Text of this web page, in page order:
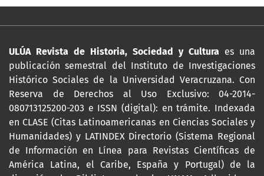
ULÚA Revista de Historia, Sociedad y Cultura es una
publicación semestral del Instituto de Investigaciones
Histórico Sociales de la Universidad Veracruzana. Con
Reserva de Derechos al Uso Exclusivo: 04-2014-
080713125200-203 e ISSN (digital): en trámite. Indexada
en CLASE (Citas Latinoamericanas en Ciencias Sociales y
Humanidades) y LATINDEX Directorio (Sistema Regional
de Información en Línea para Revistas Científicas de
América Latina, el Caribe, España y Portugal) de la